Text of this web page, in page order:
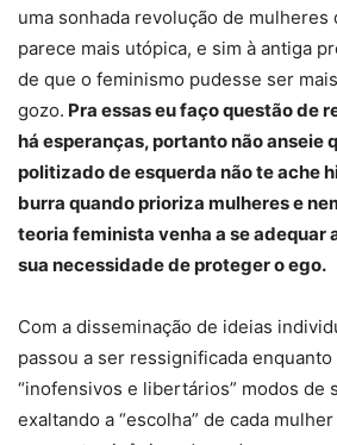
uma sonhada revolução de mulheres
parece mais utópica, e sim à antiga
de que o feminismo pudesse ser
gozo. Pra essas eu faço questão de
há esperanças, portanto não anseie
politizado de esquerda não te ache
burra quando prioriza mulheres e
teoria feminista venha a se adequar
sua necessidade de proteger o ego.
Com a disseminação de ideias
passou a ser ressignificada enquanto
“inofensivos e libertários” modos de
exaltando a “escolha” de cada